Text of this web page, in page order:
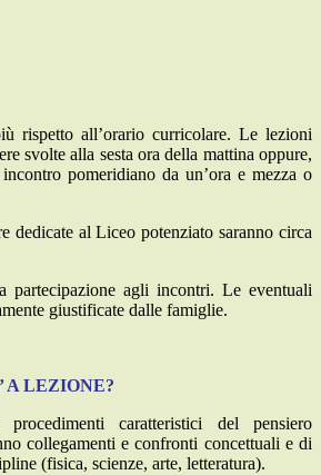
rispetto all’orario curricolare. Le lezioni
svolte alla sesta ora della mattina oppure,
pomeridiano da un’ora e mezza o
dedicate al Liceo potenziato saranno circa
partecipazione agli incontri. Le eventuali
giustificate dalle famiglie.
A LEZIONE?
caratteristici del pensiero
collegamenti e confronti concettuali e di
(fisica, scienze, arte, letteratura).